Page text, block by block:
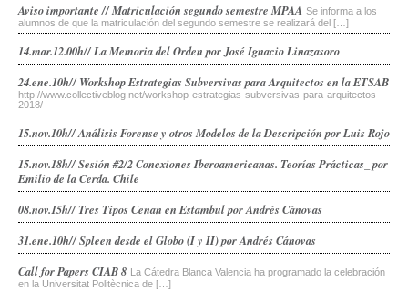
Aviso importante // Matriculación segundo semestre MPAA Se informa a los
alumnos de que la matriculación del segundo semestre se realizará del […]
14.mar.12.00h// La Memoria del Orden por José Ignacio Linazasoro
24.ene.10h// Workshop Estrategias Subversivas para Arquitectos en la ETSAB
http://www.collectiveblog.net/workshop-estrategias-subversivas-para-arquitectos-
2018/
15.nov.10h// Análisis Forense y otros Modelos de la Descripción por Luis Rojo
15.nov.18h// Sesión #2/2 Conexiones Iberoamericanas. Teorías Prácticas_ por
Emilio de la Cerda. Chile
08.nov.15h// Tres Tipos Cenan en Estambul por Andrés Cánovas
31.ene.10h// Spleen desde el Globo (I y II) por Andrés Cánovas
Call for Papers CIAB 8 La Cátedra Blanca Valencia ha programado la celebración
en la Universitat Politècnica de […]